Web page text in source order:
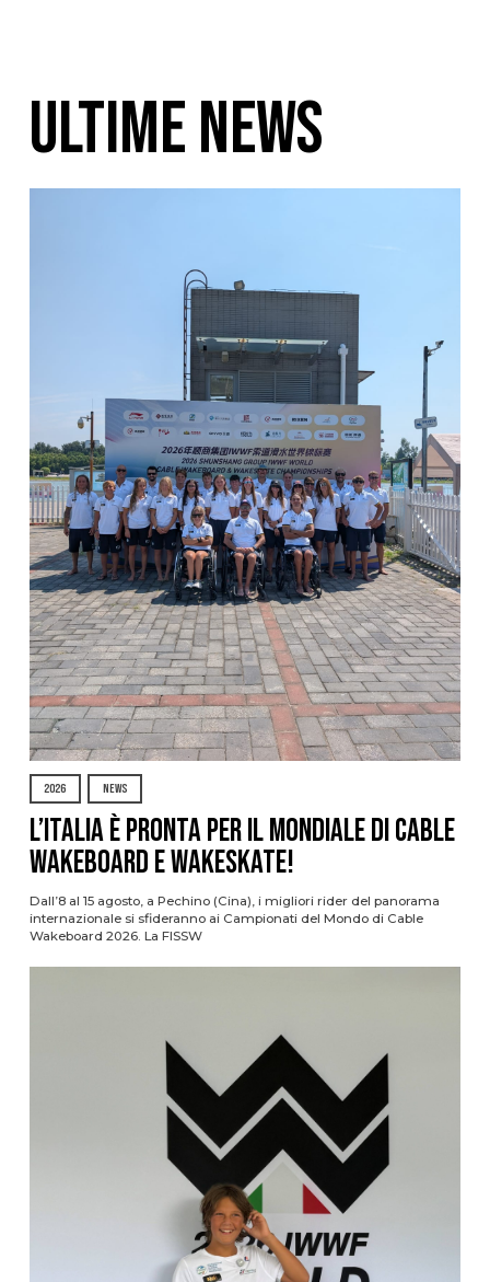
ULTIME NEWS
2026 NEWS
L’Italia è pronta per il Mondiale di Cable
Wakeboard e Wakeskate!
Dall’8 al 15 agosto, a Pechino (Cina), i migliori rider del panorama
internazionale si sfideranno ai Campionati del Mondo di Cable
Wakeboard 2026. La FISSW